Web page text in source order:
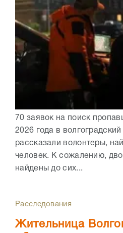
70 заявок на поиск
2026 года в
рассказали волонтеры,
человек. К сожалению,
найдены до сих...
Расследования
Жительница